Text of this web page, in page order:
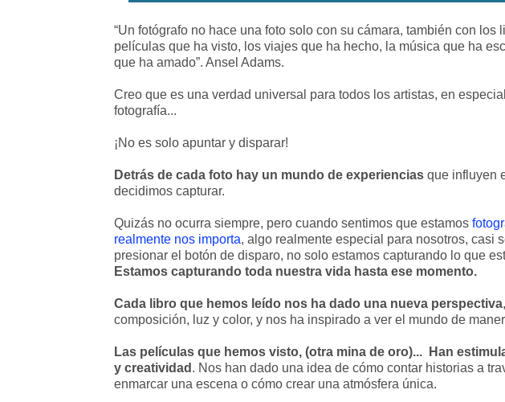
“Un fotógrafo no hace una foto solo con su cámara, también con los
películas que ha visto, los viajes que ha hecho, la música que ha
que ha amado”. Ansel Adams.
Creo que es una verdad universal para todos los artistas, en
fotografía...
¡No es solo apuntar y disparar!
Detrás de cada foto hay un mundo de experiencias que influyen
decidimos capturar.
Quizás no ocurra siempre, pero cuando sentimos que estamos
realmente nos importa, algo realmente especial para nosotros, casi
presionar el botón de disparo, no solo estamos capturando lo que
Estamos capturando toda nuestra vida hasta ese momento.
Cada libro que hemos leído nos ha dado una nueva perspectiva
composición, luz y color, y nos ha inspirado a ver el mundo de
Las películas que hemos visto, (otra mina de oro)... Han
y creatividad . Nos han dado una idea de cómo contar historias a
enmarcar una escena o cómo crear una atmósfera única.